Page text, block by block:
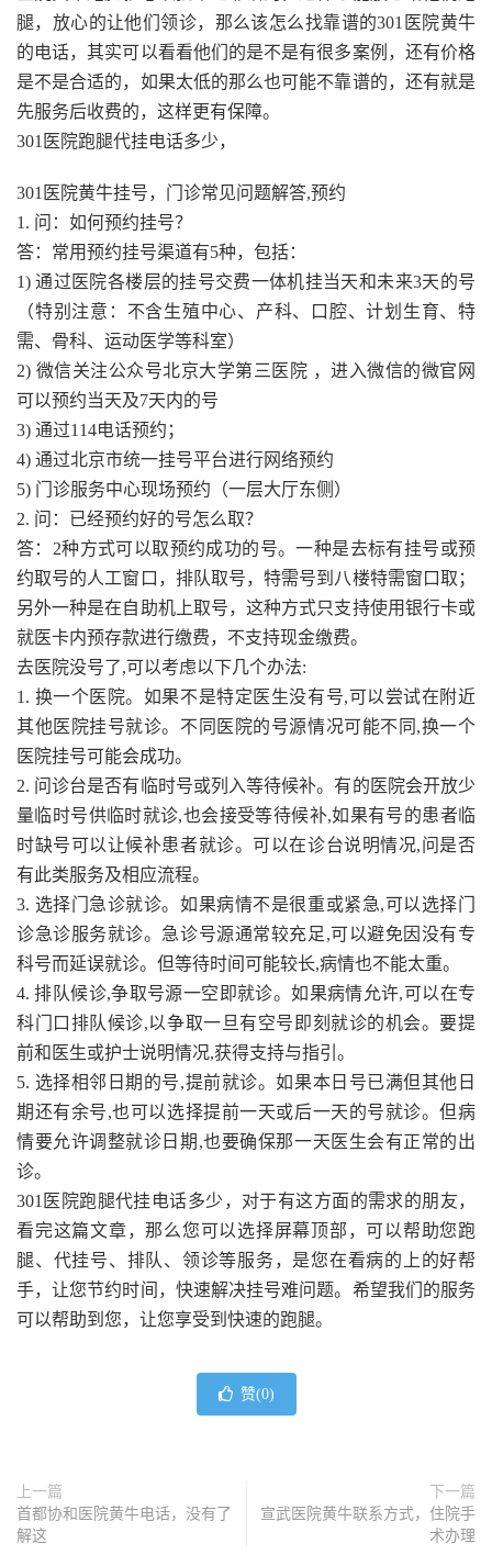
腿，放心的让他们领诊，那么该怎么找靠谱的301医院黄牛
的电话，其实可以看看他们的是不是有很多案例，还有价格
是不是合适的，如果太低的那么也可能不靠谱的，还有就是
先服务后收费的，这样更有保障。
301医院跑腿代挂电话多少，
301医院黄牛挂号，门诊常见问题解答,预约
1. 问：如何预约挂号？
答：常用预约挂号渠道有5种，包括：
1) 通过医院各楼层的挂号交费一体机挂当天和未来3天的号
（特别注意：不含生殖中心、产科、口腔、计划生育、特
需、骨科、运动医学等科室）
2) 微信关注公众号北京大学第三医院 ，进入微信的微官网
可以预约当天及7天内的号
3) 通过114电话预约；
4) 通过北京市统一挂号平台进行网络预约
5) 门诊服务中心现场预约（一层大厅东侧）
2. 问：已经预约好的号怎么取？
答：2种方式可以取预约成功的号。一种是去标有挂号或预
约取号的人工窗口，排队取号，特需号到八楼特需窗口取；
另外一种是在自助机上取号，这种方式只支持使用银行卡或
就医卡内预存款进行缴费，不支持现金缴费。
去医院没号了,可以考虑以下几个办法:
1. 换一个医院。如果不是特定医生没有号,可以尝试在附近
其他医院挂号就诊。不同医院的号源情况可能不同,换一个
医院挂号可能会成功。
2. 问诊台是否有临时号或列入等待候补。有的医院会开放少
量临时号供临时就诊,也会接受等待候补,如果有号的患者临
时缺号可以让候补患者就诊。可以在诊台说明情况,问是否
有此类服务及相应流程。
3. 选择门急诊就诊。如果病情不是很重或紧急,可以选择门
诊急诊服务就诊。急诊号源通常较充足,可以避免因没有专
科号而延误就诊。但等待时间可能较长,病情也不能太重。
4. 排队候诊,争取号源一空即就诊。如果病情允许,可以在专
科门口排队候诊,以争取一旦有空号即刻就诊的机会。要提
前和医生或护士说明情况,获得支持与指引。
5. 选择相邻日期的号,提前就诊。如果本日号已满但其他日
期还有余号,也可以选择提前一天或后一天的号就诊。但病
情要允许调整就诊日期,也要确保那一天医生会有正常的出
诊。
301医院跑腿代挂电话多少，对于有这方面的需求的朋友，
看完这篇文章，那么您可以选择屏幕顶部，可以帮助您跑
腿、代挂号、排队、领诊等服务，是您在看病的上的好帮
手，让您节约时间，快速解决挂号难问题。希望我们的服务
可以帮助到您，让您享受到快速的跑腿。
赞(0)
上一篇
首都协和医院黄牛电话，没有了
解这
下一篇
宣武医院黄牛联系方式，住院手
术办理